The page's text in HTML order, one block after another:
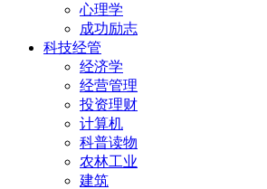
心理学
成功励志
科技经管
经济学
经营管理
投资理财
计算机
科普读物
农林工业
建筑